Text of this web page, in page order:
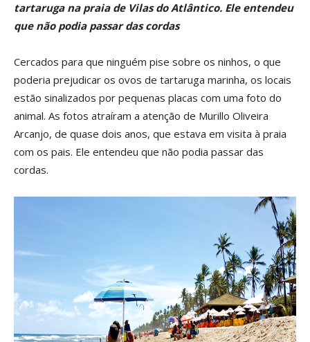
tartaruga na praia de Vilas do Atlântico. Ele entendeu
que não podia passar das cordas
Cercados para que ninguém pise sobre os ninhos, o que
poderia prejudicar os ovos de tartaruga marinha, os locais
estão sinalizados por pequenas placas com uma foto do
animal. As fotos atraíram a atenção de Murillo Oliveira
Arcanjo, de quase dois anos, que estava em visita à praia
com os pais. Ele entendeu que não podia passar das
cordas.